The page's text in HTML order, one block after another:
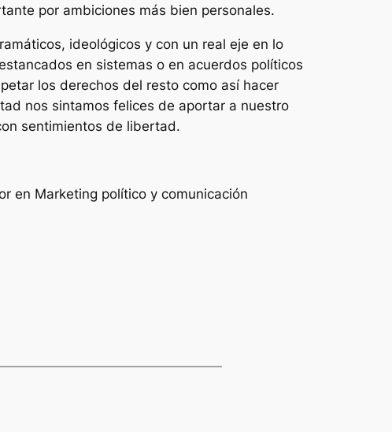
por ambiciones más bien personales.
ideológicos y con un real eje en lo
en sistemas o en acuerdos políticos
los derechos del resto como así hacer
nos sintamos felices de aportar a nuestro
sentimientos de libertad.
en Marketing político y comunicación